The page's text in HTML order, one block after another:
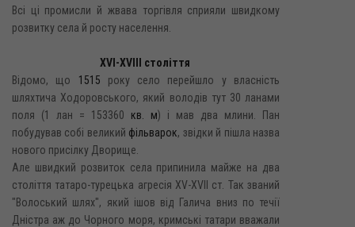
Всі ці промисли й жвава торгівля сприяли швидкому
розвитку села й росту населення.
XVI-XVIII століття
Відомо, що 1515 року село перейшло у власність
шляхтича Ходоровського, який володів тут 30 ланами
поля (1 лан = 153360 кв. м) і мав два млини. Пан
побудував собі великий фільварок, звідки й пішла назва
нового присілку Дворище.
Але швидкий розвиток села припинила майже на два
століття татаро-турецька агресія XV-XVII ст. Так званий
"Волоський шлях", який ішов від Галича вниз по течії
Дністра аж до Чорного моря, кримські татари вважали